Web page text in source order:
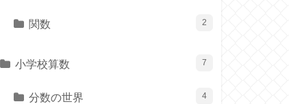
関数 2
小学校算数 7
分数の世界 4